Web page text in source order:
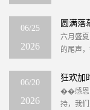
与划...
06/25
2026
圆满落
六月盛
的尾声
06/20
2026
狂欢加
��感恩
持，我